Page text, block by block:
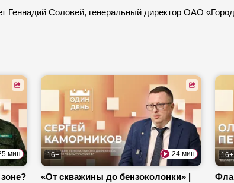
Геннадий Соловей, генеральный директор ОАО
мин 16+ 24 мин
«От скважины до бензоколонки» |
16+